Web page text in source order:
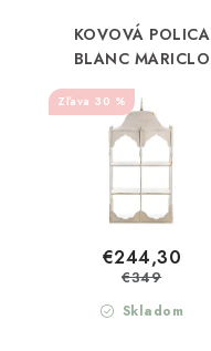
KOVOVÁ POLICA
BLANC MARICLO
(A39409)
30 %
Skladom
€244,30
€349